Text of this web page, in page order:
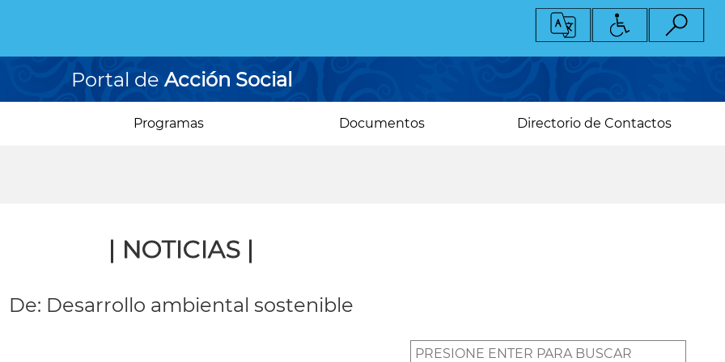
Portal de Acción Social
Programas Documentos Directorio de Contactos
| NOTICIAS |
De: Desarrollo ambiental sostenible